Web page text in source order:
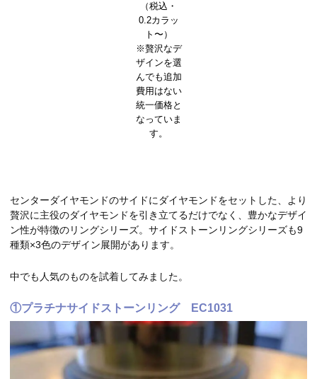
（税込・
0.2カラッ
ト〜）
※贅沢なデ
ザインを選
んでも追加
費用はない
統一価格と
なっていま
す。
センターダイヤモンドのサイドにダイヤモンドをセットした、より
贅沢に主役のダイヤモンドを引き立てるだけでなく、豊かなデザイ
ン性が特徴のリングシリーズ。サイドストーンリングシリーズも9
種類×3色のデザイン展開があります。
中でも人気のものを試着してみました。
①プラチナサイドストーンリング EC1031